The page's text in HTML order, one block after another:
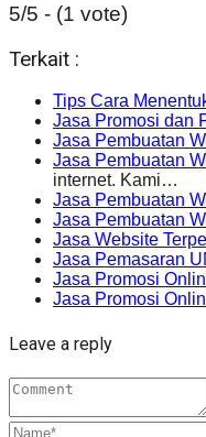
5/5 - (1 vote)
Terkait :
Tips Cara
Jasa Promosi dan
Jasa Pembuatan
Jasa Pembuatan
internet. Kami…
Jasa Pembuatan
Jasa Pembuatan
Jasa Website
Jasa Pemasaran
Jasa Promosi
Jasa Promosi
Leave a reply